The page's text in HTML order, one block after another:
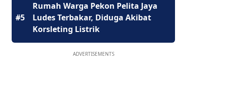
#5
Rumah Warga Pekon Pelita Jaya
Ludes Terbakar, Diduga Akibat
Korsleting Listrik
ADVERTISEMENTS